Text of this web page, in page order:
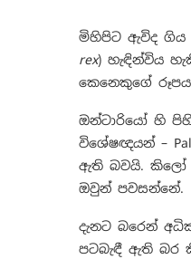
මිහිපිට ඇවිද ගිය
rex) හැඳින්විය
කෙනෙකුගේ
ඔන්ටාරියෝ හි
විශේෂඥයන් –
ඇති බවයි. කිලෝ
ඔවුන් පවසන්නේ.
දැනට බරෙන්
පටබැඳී ඇති බර